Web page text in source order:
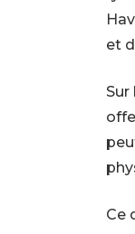
et
Ce